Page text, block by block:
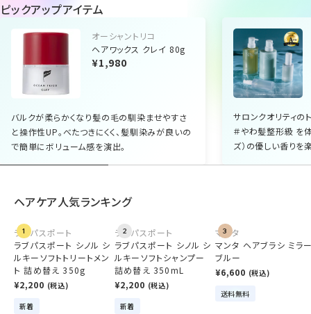
ピックアップアイテム
オーシャントリコ
ヘアワックス クレイ 80g
¥1,980
バルクが柔らかくなり髪の毛の馴染ませやすさ
と操作性UP。べたつきにくく、髪馴染みが良いの
で簡単にボリューム感を演出。
サロンクオリティの
＃やわ髪整形級 を
ズ）の優しい香りを
ヘアケア人気ランキング
1
ラブパスポート
ラブパスポート シノル シ
ルキーソフトトリートメン
ト 詰め替え 350g
¥2,200 (税込)
新着
2
ラブパスポート
ラブパスポート シノル シ
ルキーソフトシャンプー
詰め替え 350mL
¥2,200 (税込)
新着
3
マンタ
マンタ ヘアブラシ ミラ
ブルー
¥6,600 (税込)
送料無料